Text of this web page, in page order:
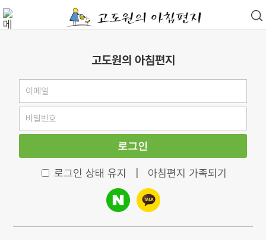
고도원의 아침편지
로그인
로그인 상태 유지 아침편지 가족되기